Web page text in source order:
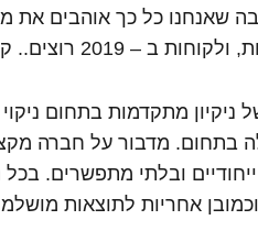
שאנחנו כל כך אוהבים את
קידמה.. יושרה ותוצאה!!
מתקדמות בתחום ניקוי
בתחום. מדבור על חברה
ובלתי מתפשרים. בכל
אחריות לתוצאות